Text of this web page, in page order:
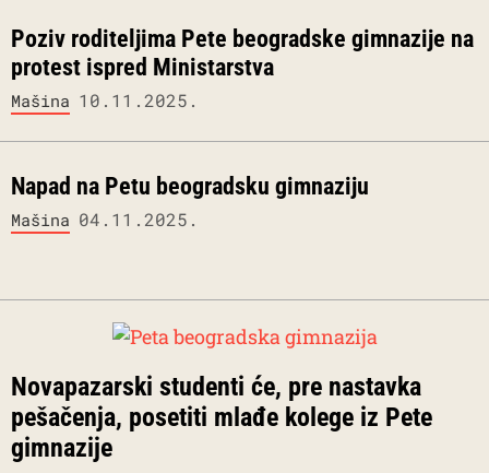
Poziv roditeljima Pete beogradske gimnazije na
protest ispred Ministarstva
Mašina 10.11.2025.
Napad na Petu beogradsku gimnaziju
Mašina 04.11.2025.
Novapazarski studenti će, pre nastavka
pešačenja, posetiti mlađe kolege iz Pete
gimnazije